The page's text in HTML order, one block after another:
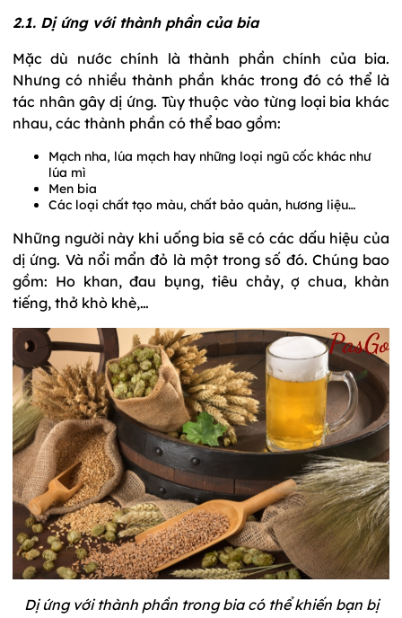
2.1. Dị ứng với thành phần của bia
Mặc dù nước chính là thành phần chính của bia.
Nhưng có nhiều thành phần khác trong đó có thể là
tác nhân gây dị ứng. Tùy thuộc vào từng loại bia khác
nhau, các thành phần có thể bao gồm:
Mạch nha, lúa mạch hay những loại ngũ cốc khác như
lúa mì
Men bia
Các loại chất tạo màu, chất bảo quản, hương liệu…
Những người này khi uống bia sẽ có các dấu hiệu của
dị ứng. Và nổi mẩn đỏ là một trong số đó. Chúng bao
gồm: Ho khan, đau bụng, tiêu chảy, ợ chua, khàn
tiếng, thở khò khè,…
Dị ứng với thành phần trong bia có thể khiến bạn bị